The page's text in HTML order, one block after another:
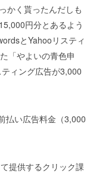
かく貰ったんだしも
円分とあるよう
とYahooリスティ
「やよいの青色申
ィング広告が3,000
払い広告料金（3,000
提供するクリック課